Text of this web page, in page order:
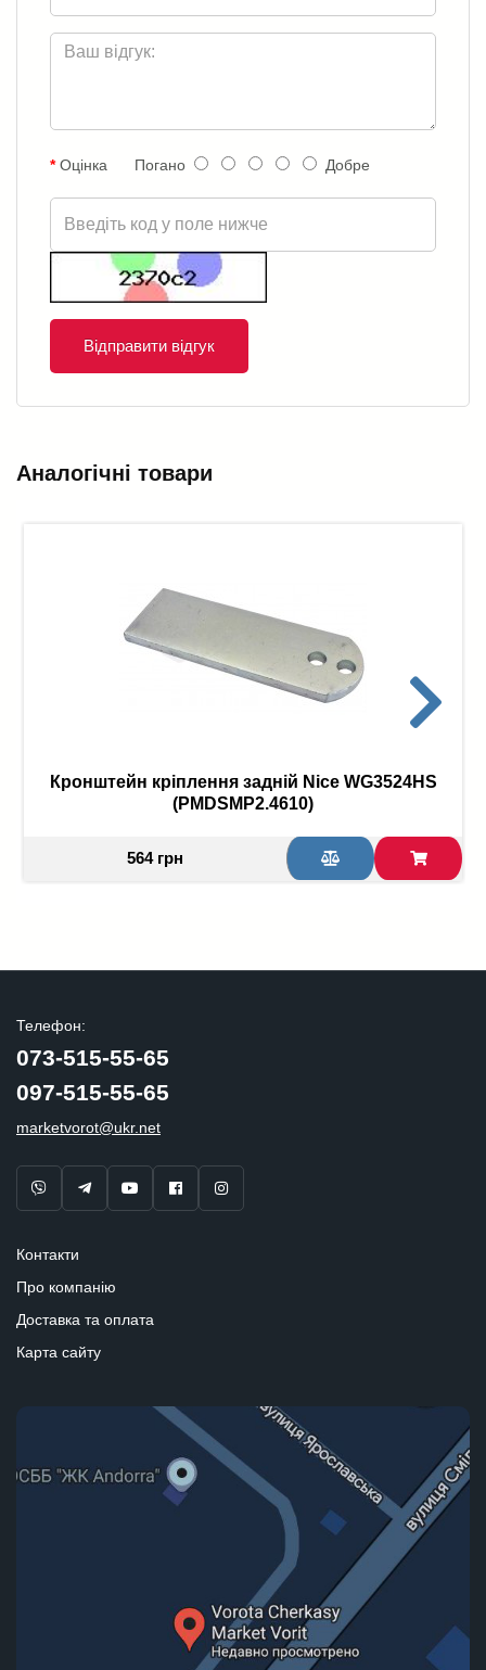
Оцінка Погано Добре
Відправити відгук
Аналогічні товари
Кронштейн кріплення задній Nice WG3524HS
(PMDSMP2.4610)
564 грн
Телефон:
073-515-55-65
097-515-55-65
marketvorot@ukr.net
Контакти
Про компанію
Доставка та оплата
Карта сайту